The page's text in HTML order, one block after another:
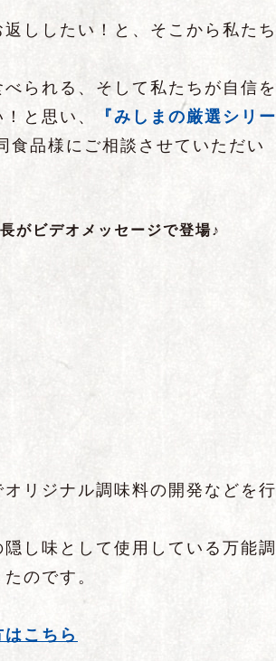
ししたい！と、そこから私たち
られる、そして私たちが自信を
と思い、
『みしまの厳選シリー
食品様にご相談させていただい
がビデオメッセージで登場♪
リジナル調味料の開発などを行
し味として使用している万能調
のです。
こちら